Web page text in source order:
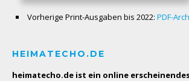
Vorherige Print-Ausgaben bis 2022: PDF-
HEIMATECHO.DE
heimatecho.de ist ein online